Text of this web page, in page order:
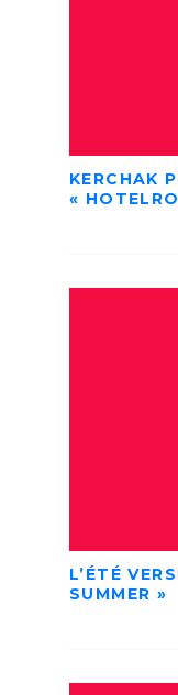
KERCHAK
«
L’ÉTÉ
SUMMER »